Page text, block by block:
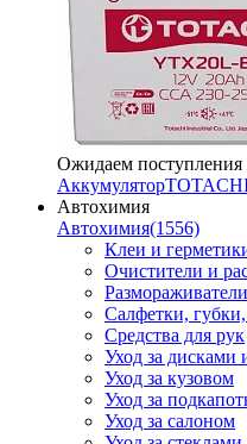
Ожидаем поступления
Аккумулятор
Автохимия
Автохимия(1556)
Клеи и
Очистители и
Размораживатели
Салфетки,
Средства для рук
Уход за
Уход за кузовом
Уход за
Уход за салоном